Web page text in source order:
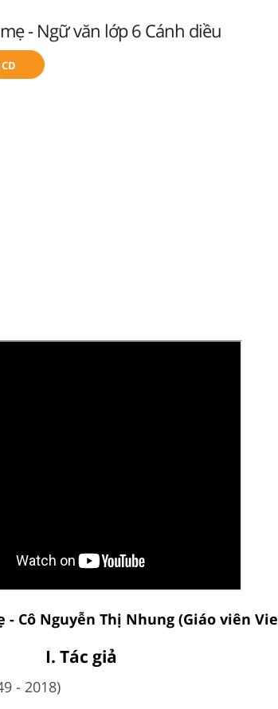
- Ngữ văn lớp 6 Cánh diều
- Cô Nguyễn Thị Nhung (Giáo viên
I. Tác giả
- 2018)